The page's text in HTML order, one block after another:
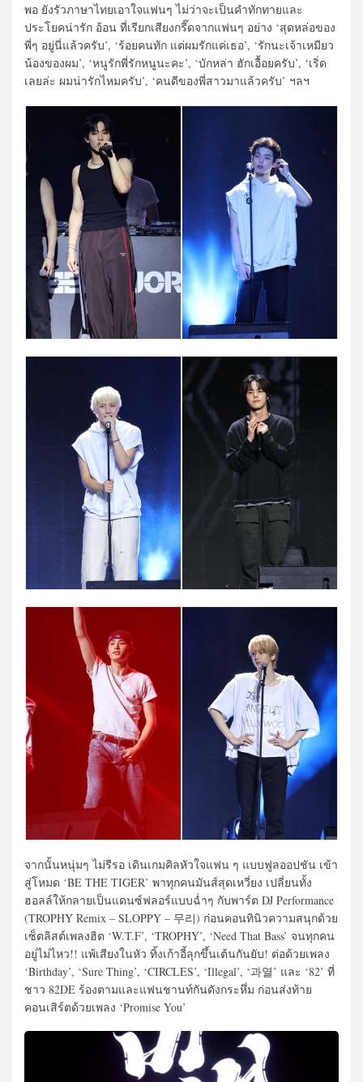
พอ ยังรัวภาษาไทยเอาใจแฟนๆ ไม่ว่าจะเป็นคำทักทายและ
ประโยคน่ารัก อ้อน ที่เรียกเสียงกรี๊ดจากแฟนๆ อย่าง ‘สุดหล่อของ
พี่ๆ อยู่นี่แล้วครับ’, ‘ร้อยคนทัก แต่ผมรักแค่เธอ’, ‘รักนะเจ้าเหมียว
น้องของผม’, ‘หนูรักพี่รักหนูนะคะ’, ‘บักหล่า ฮักเอื้อยครับ’, ‘เริ่ด
เลยล่ะ ผมน่ารักไหมครับ’, ‘คนดีของพี่สาวมาแล้วครับ’ ฯลฯ
จากนั้นหนุ่มๆ ไม่รีรอ เดินเกมคิลหัวใจแฟน ๆ แบบฟูลออปชัน เข้า
สู่โหมด ‘BE THE TIGER’ พาทุกคนมันส์สุดเหวี่ยง เปลี่ยนทั้ง
ฮอลล์ให้กลายเป็นแดนซ์ฟลอร์แบบฉ่ำๆ กับพาร์ต DJ Performance
(TROPHY Remix – SLOPPY – 무리) ก่อนคอนทินิวความสนุกด้วย
เซ็ตลิสต์เพลงฮิต ‘W.T.F’, ‘TROPHY’, ‘Need That Bass’ จนทุกคน
อยู่ไม่ไหว!! แพ้เสียงในหัว ทิ้งเก้าอี้ลุกขึ้นเต้นกันยับ! ต่อด้วยเพลง
‘Birthday’, ‘Sure Thing’, ‘CIRCLES’, ‘Illegal’, ‘과열’ และ ‘82’ ที่
ชาว 82DE ร้องตามและแฟนชานท์กันดังกระหึ่ม ก่อนส่งท้าย
คอนเสิร์ตด้วยเพลง ‘Promise You’